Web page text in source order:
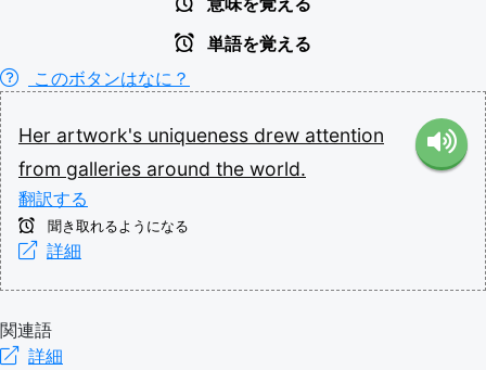
意味を覚える
単語を覚える
このボタンはなに？
Her artwork's uniqueness drew attention
from galleries around the world.
翻訳する
聞き取れるようになる
詳細
関連語
詳細